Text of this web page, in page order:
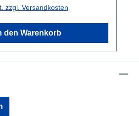
zzgl. Versandkosten
den Warenkorb